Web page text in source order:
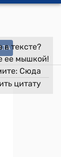
в тексте?
ее мышкой!
Сюда
цитату